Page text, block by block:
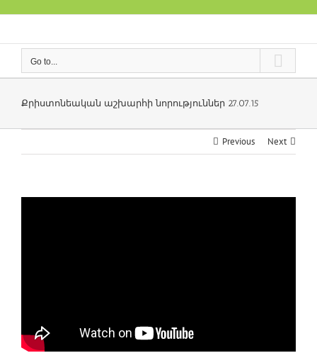
Go to...
Քրիստոնեական աշխարհի նորություններ 27.07.15
Previous Next